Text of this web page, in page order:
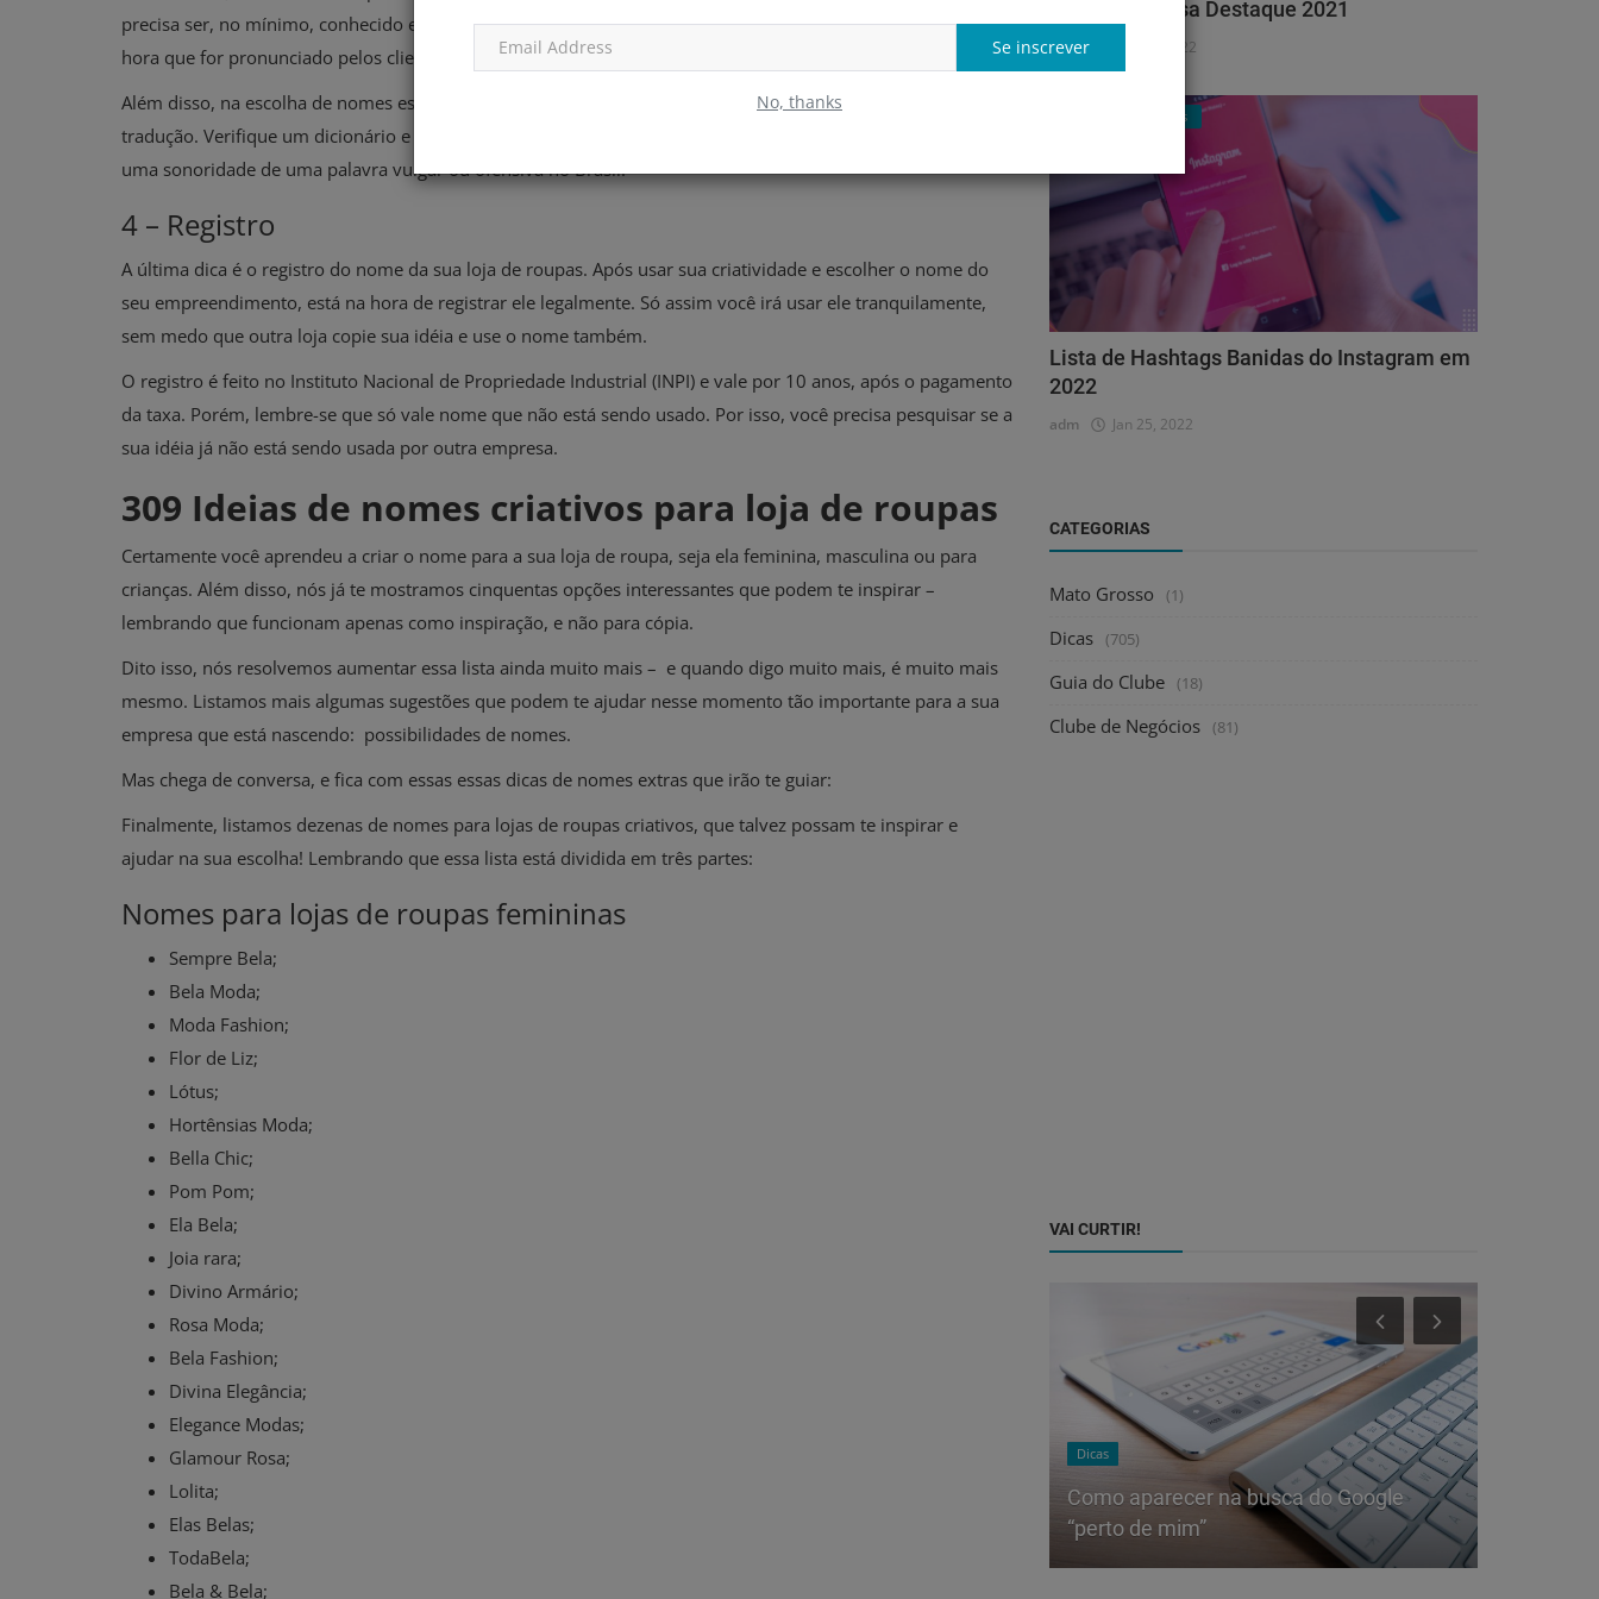
Se inscrever
No, thanks
precisa ser, no mínimo, conhecido entre os brasileiros e que não cause nenhum tipo de constrangimento na
hora que for pronunciado pelos clientes.
Além disso, na escolha de nomes estrangeiros deve ser levado em consideração o significado da palavra e a
tradução. Verifique um dicionário e até mesmo se a pronúncia de uma palavra estrangeira não pode trazer
uma sonoridade de uma palavra vulgar ou ofensiva no Brasil.
4 – Registro
A última dica é o registro do nome da sua loja de roupas. Após usar sua criatividade e escolher o nome do
seu empreendimento, está na hora de registrar ele legalmente. Só assim você irá usar ele tranquilamente,
sem medo que outra loja copie sua idéia e use o nome também.
O registro é feito no Instituto Nacional de Propriedade Industrial (INPI) e vale por 10 anos, após o pagamento
da taxa. Porém, lembre-se que só vale nome que não está sendo usado. Por isso, você precisa pesquisar se a
sua idéia já não está sendo usada por outra empresa.
309 Ideias de nomes criativos para loja de roupas
Certamente você aprendeu a criar o nome para a sua loja de roupa, seja ela feminina, masculina ou para
crianças. Além disso, nós já te mostramos cinquentas opções interessantes que podem te inspirar –
lembrando que funcionam apenas como inspiração, e não para cópia.
Dito isso, nós resolvemos aumentar essa lista ainda muito mais – e quando digo muito mais, é muito mais
mesmo. Listamos mais algumas sugestões que podem te ajudar nesse momento tão importante para a sua
empresa que está nascendo: possibilidades de nomes.
Mas chega de conversa, e fica com essas essas dicas de nomes extras que irão te guiar:
Finalmente, listamos dezenas de nomes para lojas de roupas criativos, que talvez possam te inspirar e
ajudar na sua escolha! Lembrando que essa lista está dividida em três partes:
Nomes para lojas de roupas femininas
Sempre Bela;
Bela Moda;
Moda Fashion;
Flor de Liz;
Lótus;
Hortênsias Moda;
Bella Chic;
Pom Pom;
Ela Bela;
Joia rara;
Divino Armário;
Rosa Moda;
Bela Fashion;
Divina Elegância;
Elegance Modas;
Glamour Rosa;
Lolita;
Elas Belas;
TodaBela;
Bela & Bela;
Troféu Empresa Destaque 2021
adm Abr 11, 2022
Clube de Negócios
Lista de Hashtags Banidas do Instagram em
2022
adm Jan 25, 2022
CATEGORIAS
Mato Grosso (1)
Dicas (705)
Guia do Clube (18)
Clube de Negócios (81)
VAI CURTIR!
Clube de Negócios
Compras online: forma de consumo
ganha espaço em meio ao avanço do
Cor...
Dicas
Como aparecer na busca do Google
“perto de mim”